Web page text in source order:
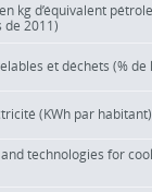
kg d’équivalent
de 2011)
et déchets (% de
(KWh par habitant)
technologies for